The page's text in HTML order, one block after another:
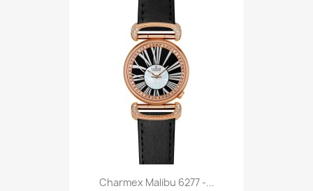
Charmex Malibu 6277 -...